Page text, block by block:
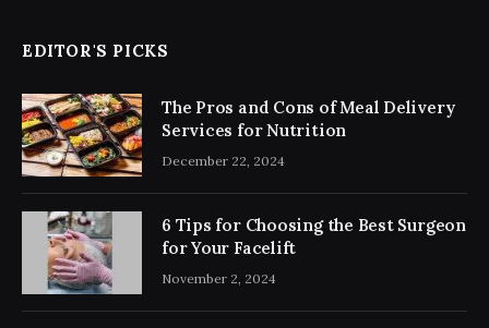
EDITOR'S PICKS
The Pros and Cons of Meal Delivery
Services for Nutrition
December 22, 2024
6 Tips for Choosing the Best Surgeon
for Your Facelift
November 2, 2024